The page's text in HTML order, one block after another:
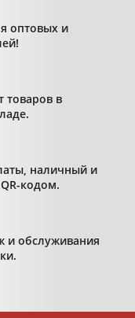
оптовых и
товаров в
наличный и
кодом.
и обслуживания